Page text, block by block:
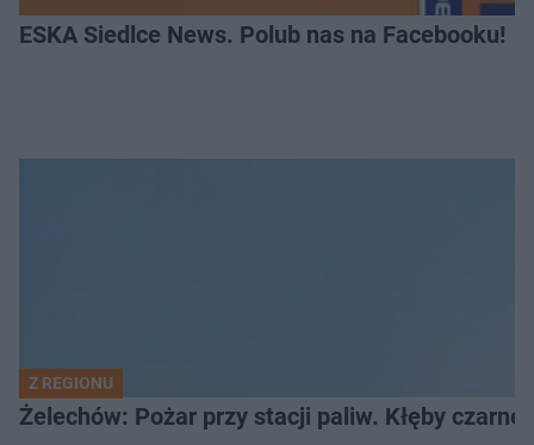
ESKA Siedlce News. Polub nas na Facebooku!
Z REGIONU
Żelechów: Pożar przy stacji paliw. Kłęby